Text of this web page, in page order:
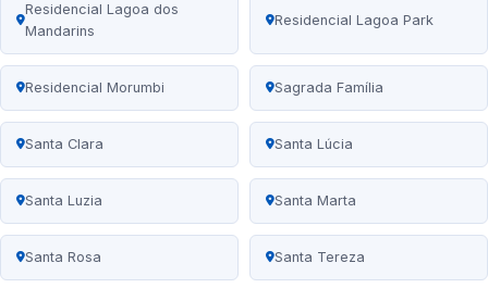
Residencial Lagoa dos
Mandarins
Residencial Lagoa Park
Residencial Morumbi Sagrada Família
Santa Clara Santa Lúcia
Santa Luzia Santa Marta
Santa Rosa Santa Tereza